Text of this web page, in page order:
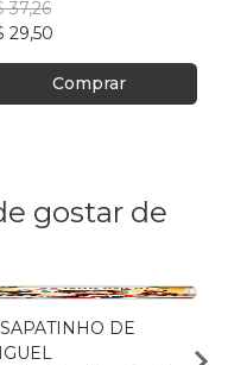
37,26
29,50
Comprar
gostar de
DE